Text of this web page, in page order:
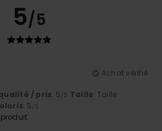
5/5
Achat vérifié
/ prix: 5/5 Taille: Taille
: 5 /5